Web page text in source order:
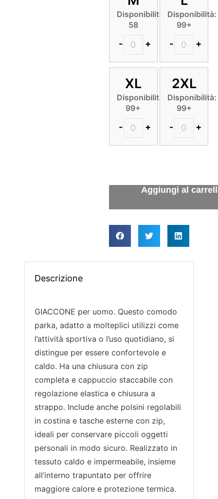
Disponibilità:
58
- +
Disponibilità:
99+
- +
XL
Disponibilità:
99+
- +
2XL
Disponibilità:
99+
- +
Descrizione
GIACCONE per uomo. Questo comodo
parka, adatto a molteplici utilizzi come
l’attività sportiva o l’uso quotidiano, si
distingue per essere confortevole e
caldo. Ha una chiusura con zip
completa e cappuccio staccabile con
regolazione elastica e chiusura a
strappo. Include anche polsini regolabili
in costina e tasche esterne con zip,
ideali per conservare piccoli oggetti
personali in modo sicuro. Realizzato in
tessuto caldo e impermeabile, insieme
all’interno trapuntato per offrire
maggiore calore e protezione termica.